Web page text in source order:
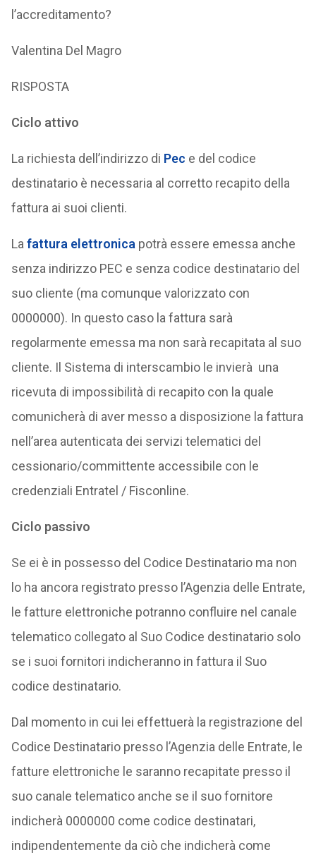
l’accreditamento?
Valentina Del Magro
RISPOSTA
Ciclo attivo
La richiesta dell’indirizzo di Pec e del codice
destinatario è necessaria al corretto recapito della
fattura ai suoi clienti.
La fattura elettronica potrà essere emessa anche
senza indirizzo PEC e senza codice destinatario del
suo cliente (ma comunque valorizzato con
0000000). In questo caso la fattura sarà
regolarmente emessa ma non sarà recapitata al suo
cliente. Il Sistema di interscambio le invierà una
ricevuta di impossibilità di recapito con la quale
comunicherà di aver messo a disposizione la fattura
nell’area autenticata dei servizi telematici del
cessionario/committente accessibile con le
credenziali Entratel / Fisconline.
Ciclo passivo
Se ei è in possesso del Codice Destinatario ma non
lo ha ancora registrato presso l’Agenzia delle Entrate,
le fatture elettroniche potranno confluire nel canale
telematico collegato al Suo Codice destinatario solo
se i suoi fornitori indicheranno in fattura il Suo
codice destinatario.
Dal momento in cui lei effettuerà la registrazione del
Codice Destinatario presso l’Agenzia delle Entrate, le
fatture elettroniche le saranno recapitate presso il
suo canale telematico anche se il suo fornitore
indicherà 0000000 come codice destinatari,
indipendentemente da ciò che indicherà come